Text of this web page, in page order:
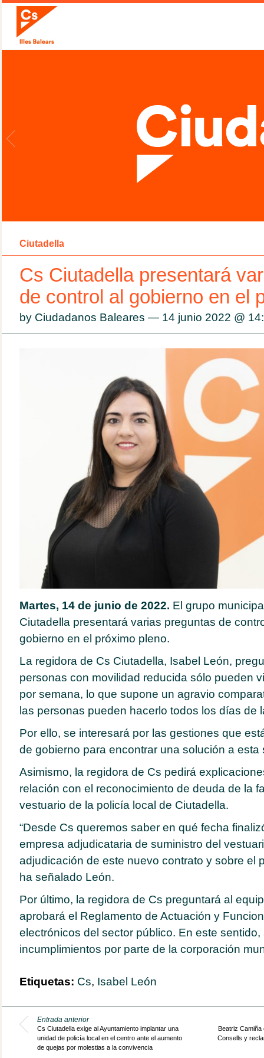
Ciutadella
Cs Ciutadella presentará
de control al gobierno en el
by Ciudadanos Baleares — 14 junio 2022 @
Martes, 14 de junio de 2022. El grupo
Ciutadella presentará varias preguntas de
gobierno en el próximo pleno.
La regidora de Cs Ciutadella, Isabel León,
personas con movilidad reducida sólo pueden
por semana, lo que supone un agravio
las personas pueden hacerlo todos los días de
Por ello, se interesará por las gestiones que
de gobierno para encontrar una solución a esta
Asimismo, la regidora de Cs pedirá
relación con el reconocimiento de deuda de la
vestuario de la policía local de Ciutadella.
“Desde Cs queremos saber en qué fecha
empresa adjudicataria de suministro del
adjudicación de este nuevo contrato y sobre el
ha señalado León.
Por último, la regidora de Cs preguntará al
aprobará el Reglamento de Actuación y
electrónicos del sector público. En este
incumplimientos por parte de la corporación
Etiquetas: Cs, Isabel León
Entrada anterior
Cs Ciutadella exige al Ayuntamiento implantar una
unidad de policía local en el centro ante el aumento
de quejas por molestias a la convivencia
Beatriz Camiña
Consells y